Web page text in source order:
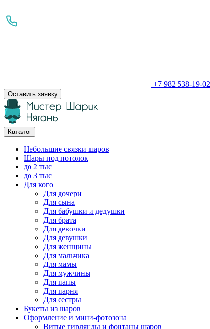
+7 982 538-19-02
Оставить заявку
Каталог
Небольшие связки шаров
Шары под потолок
до 2 тыс
до 3 тыс
Для кого
Для дочери
Для сына
Для бабушки и дедушки
Для брата
Для девочки
Для девушки
Для женщины
Для мальчика
Для мамы
Для мужчины
Для папы
Для парня
Для сестры
Букеты из шаров
Оформление и мини‑фотозона
Витые гирлянды и фонтаны шаров